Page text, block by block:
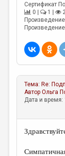
Сертификат
0 |
1 |
Произведение
Произведение
Тема: Re:
АвторОльга
Дата и время: